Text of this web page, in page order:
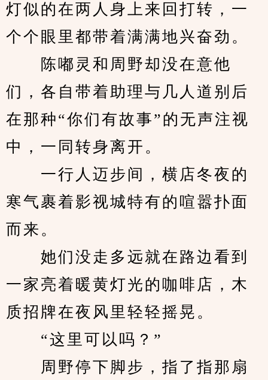
灯似的在两人身上来回打转，一
个个眼里都带着满满地兴奋劲。
陈嘟灵和周野却没在意他
们，各自带着助理与几人道别后
在那种“你们有故事”的无声注视
中，一同转身离开。
一行人迈步间，横店冬夜的
寒气裹着影视城特有的喧嚣扑面
而来。
她们没走多远就在路边看到
一家亮着暖黄灯光的咖啡店，木
质招牌在夜风里轻轻摇晃。
“这里可以吗？”
周野停下脚步，指了指那扇